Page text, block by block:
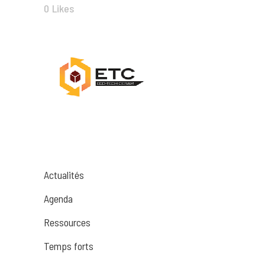
0 Likes
Actualités
Agenda
Ressources
Temps forts